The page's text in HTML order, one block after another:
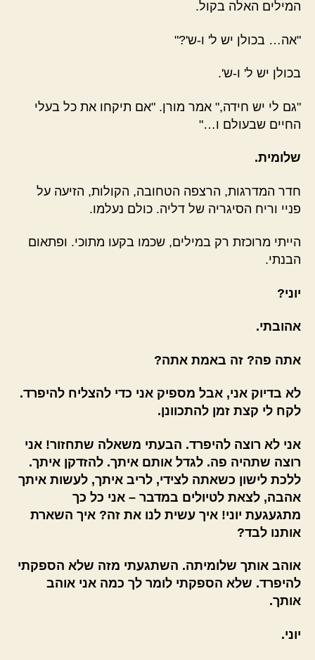
המילים האלה בקול.
"אה… בכולן יש ל' ו-ש'?"
בכולן יש ל' ו-ש'.
"גם לי יש חידה," אמר מורן. "אם תיקחו את כל בעלי
החיים שבעולם ו…"
שלומית.
חדר המדרגות, הרצפה הטחובה, הקולות, הזיעה על
פניי וריח הסיגריה של דליה. כולם נעלמו.
הייתי מרוכזת רק במילים, שכמו בקעו מתוכי. ופתאום
הבנתי.
יוני?
אהובתי.
אתה פה? זה באמת אתה?
לא בדיוק אני, אבל מספיק אני כדי להצליח להיפרד.
לקח לי קצת זמן להתכוונן.
אני לא רוצה להיפרד. הבעתי משאלה שתחזור! אני
רוצה שתהיה פה. לגדל אותם איתך. להזדקן איתך.
ללכת לישון כשאתה לצידי, לריב איתך, לעשות איתך
אהבה, לצאת לטיולים במדבר – אני כל כך
מתגעגעת יוני! איך עשית לנו את זה? איך השארת
אותנו לבד?
אוהב אותך שלומיתה. השתגעתי מזה שלא הספקתי
להיפרד. שלא הספקתי לומר לך כמה אני אוהב
אותך.
יוני.